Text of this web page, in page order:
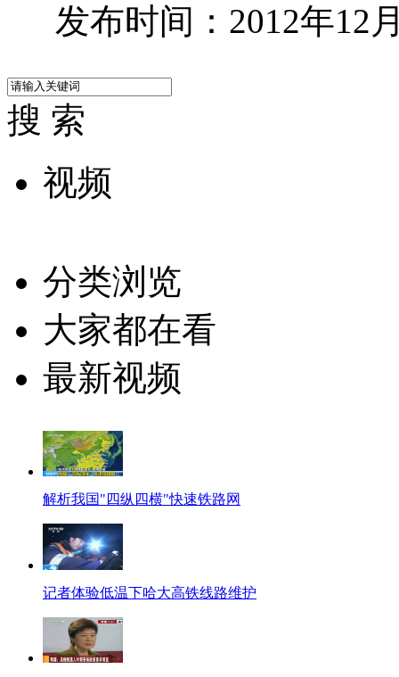
发布时间：2012年12
搜 索
视频
分类浏览
大家都在看
最新视频
解析我国"四纵四横"快速铁路网
记者体验低温下哈大高铁线路维护